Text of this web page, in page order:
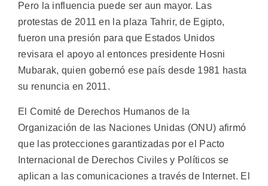
Pero la influencia puede ser aun mayor. Las
protestas de 2011 en la plaza Tahrir, de Egipto,
fueron una presión para que Estados Unidos
revisara el apoyo al entonces presidente Hosni
Mubarak, quien gobernó ese país desde 1981 hasta
su renuncia en 2011.
El Comité de Derechos Humanos de la
Organización de las Naciones Unidas (ONU) afirmó
que las protecciones garantizadas por el Pacto
Internacional de Derechos Civiles y Políticos se
aplican a las comunicaciones a través de Internet. El